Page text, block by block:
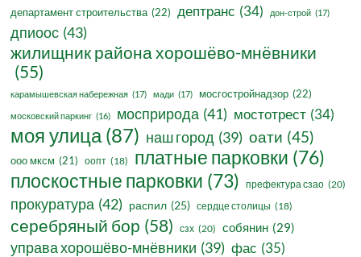
департамент строительства (22) дептранс (34) дон-строй (17)
дпиоос (43)
жилищник района хорошёво-мнёвники
(55)
карамышевская набережная (17) мади (17) мосгостройнадзор (22)
московский паркинг (16) мосприрода (41) мостотрест (34)
моя улица(87) наш город (39) оати (45)
ооо мксм (21) оопт (18) платные парковки (76)
плоскостные парковки (73) префектура сзао (20)
прокуратура (42) распил (25) сердце столицы (18)
серебряный бор (58) сзх (20) собянин (29)
управа хорошёво-мнёвники (39) фас (35)